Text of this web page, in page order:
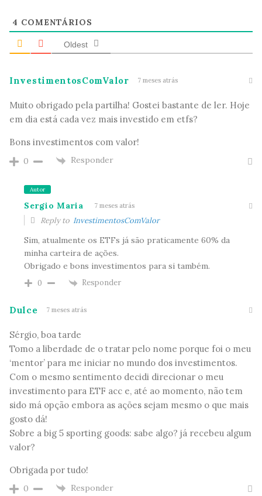
4 COMENTÁRIOS
Oldest
InvestimentosComValor 7 meses atrás
Muito obrigado pela partilha! Gostei bastante de ler. Hoje
em dia está cada vez mais investido em etfs?
Bons investimentos com valor!
0 Responder
Autor
Sergio Maria 7 meses atrás
Reply to InvestimentosComValor
Sim, atualmente os ETFs já são praticamente 60% da
minha carteira de ações.
Obrigado e bons investimentos para si também.
0 Responder
Dulce 7 meses atrás
Sérgio, boa tarde
Tomo a liberdade de o tratar pelo nome porque foi o meu
‘mentor’ para me iniciar no mundo dos investimentos.
Com o mesmo sentimento decidi direcionar o meu
investimento para ETF acc e, até ao momento, não tem
sido má opção embora as ações sejam mesmo o que mais
gosto dá!
Sobre a big 5 sporting goods: sabe algo? já recebeu algum
valor?
Obrigada por tudo!
0 Responder